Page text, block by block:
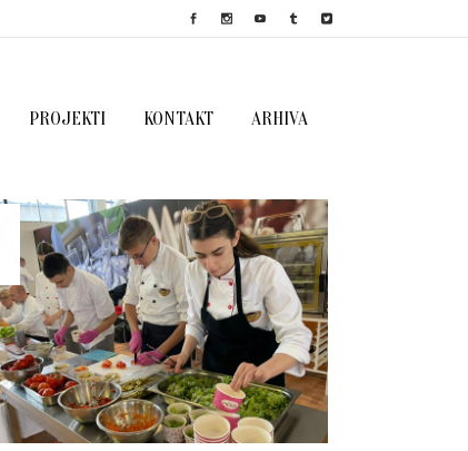
PROJEKTI KONTAKT ARHIVA